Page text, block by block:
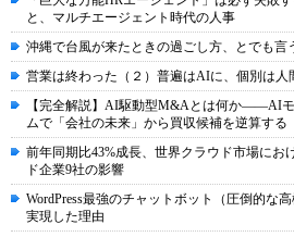
と、マルチエージェント時代の人事
沖縄で台風が来たときの過ごし方、とでも言
営業は終わった（２）普遍はAIに、個別は人
【完全解説】AI駆動型M&Aとは何か――AIモ
ムで「会社の未来」から買収候補を逆算する
前年同期比43%成長、世界クラウド市場にお
ド企業9社の影響
WordPress最強のチャットボット（圧倒的な
実現した理由